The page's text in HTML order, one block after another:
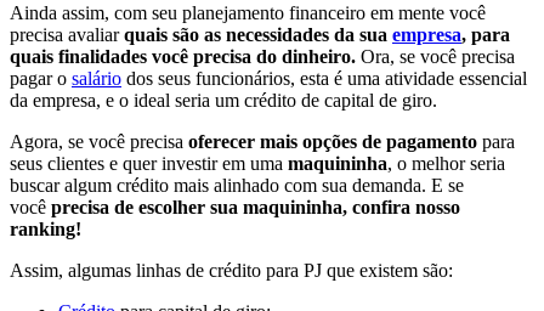
Ainda assim, com seu planejamento financeiro em mente você
precisa avaliarquais são as necessidades da sua empresa, para
quais finalidades você precisa do dinheiro. Ora, se você precisa
pagar o salário dos seus funcionários, esta é uma atividade essencial
da empresa, e o ideal seria um crédito de capital de giro.
Agora, se você precisa oferecer mais opções de pagamento para
seus clientes e quer investir em uma maquininha, o melhor seria
buscar algum crédito mais alinhado com sua demanda. E se
você precisa de escolher sua maquininha, confira nosso
ranking!
Assim, algumas linhas de crédito para PJ que existem são: